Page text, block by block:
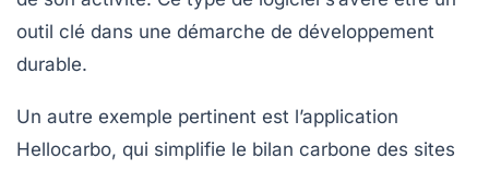
outil clé dans une démarche de développement
durable.
Un autre exemple pertinent est l’application
Hellocarbo, qui simplifie le bilan carbone des sites